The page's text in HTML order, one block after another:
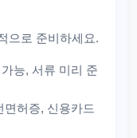
으로 준비하세요.
능, 서류 미리 준
면허증, 신용카드